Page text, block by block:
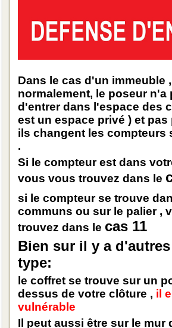
Dans le cas d'un immeuble
normalement, le poseur n'a
d'entrer dans l'espace des
est un espace privé ) et
ils changent les compteurs
.
Si le compteur est dans
vous vous trouvez dans le
si le compteur se trouve
communs ou sur le palier ,
trouvez dans le cas 11
Bien sur il y a
type:
le coffret se trouve sur un
dessus de votre clôture , il
vulnérable
Il peut aussi être sur le mur